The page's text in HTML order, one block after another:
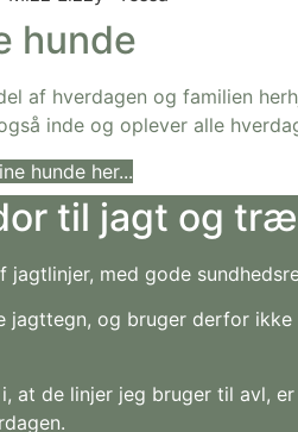
hunde
af hverdagen og familien
inde og oplever alle
hunde her...
til jagt og
jagtlinjer, med gode
jagttegn, og bruger derfor
at de linjer jeg bruger til avl,